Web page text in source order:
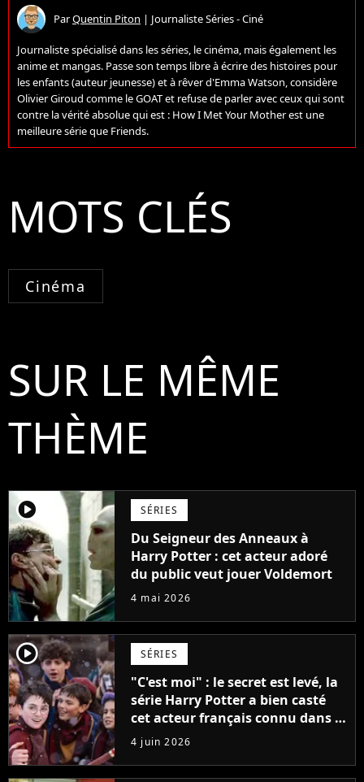
ParQuentin Piton | Journaliste Séries - Ciné
Journaliste spécialisé dans les séries, le cinéma, mais également les
anime et mangas. Passe son temps libre à écrire des histoires pour
les enfants (auteur jeunesse) et à rêver d'Emma Watson, considère
Olivier Giroud comme le GOAT et refuse de parler avec ceux qui sont
contre la vérité absolue qui est : How I Met Your Mother est une
meilleure série que Friends.
MOTS CLÉS
Cinéma
SUR LE MÊME
THÈME
player2 SÉRIES
Du Seigneur des Anneaux à
Harry Potter : cet acteur adoré
du public veut jouer Voldemort
4 mai 2026
player2 SÉRIES
"C'est moi" : le secret est levé, la
série Harry Potter a bien casté
cet acteur français connu dans le
monde entier
4 juin 2026